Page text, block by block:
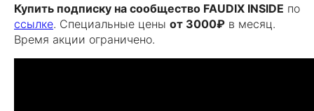
Купить подписку на сообщество FAUDIX INSIDE по
ссылке. Специальные цены от 3000₽ в месяц.
Время акции ограничено.